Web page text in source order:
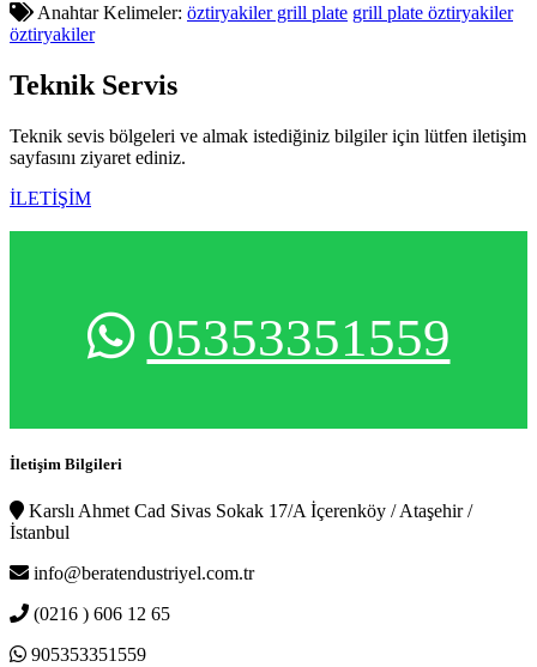
Anahtar Kelimeler: öztiryakiler grill plate grill plate öztiryakiler
öztiryakiler
Teknik Servis
Teknik sevis bölgeleri ve almak istediğiniz bilgiler için lütfen iletişim
sayfasını ziyaret ediniz.
İLETİŞİM
05353351559
İletişim Bilgileri
Karslı Ahmet Cad Sivas Sokak 17/A İçerenköy / Ataşehir /
İstanbul
info@beratendustriyel.com.tr
(0216 ) 606 12 65
905353351559